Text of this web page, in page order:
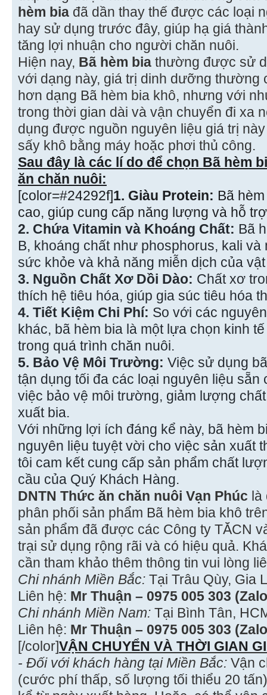
hèm bia đã dần thay thế được các loại
hay sử dụng trước đây, giúp hạ giá
tăng lợi nhuận cho người chăn nuôi.
Hiện nay, Bã hèm bia thường được sử
với dạng này, giá trị dinh dưỡng thường
hơn dạng Bã hèm bia khô, nhưng với
trong thời gian dài và vận chuyển đi xa
dụng được nguồn nguyên liệu giá trị
sấy khô bằng máy hoặc phơi thủ công.
Sau đây là các lí do để chọn Bã hèm
ăn chăn nuôi:
[color=#24292f]1. Giàu Protein: Bã
cao, giúp cung cấp năng lượng và hỗ
2. Chứa Vitamin và Khoáng Chất: Bã
B, khoáng chất như phosphorus, kali
sức khỏe và khả năng miễn dịch của
3. Nguồn Chất Xơ Dồi Dào: Chất xơ
thích hệ tiêu hóa, giúp gia súc tiêu hóa
4. Tiết Kiệm Chi Phí: So với các
khác, bã hèm bia là một lựa chọn kinh
trong quá trình chăn nuôi.
5. Bảo Vệ Môi Trường: Việc sử dụng
tận dụng tối đa các loại nguyên liệu sẵn
việc bảo vệ môi trường, giảm lượng
xuất bia.
Với những lợi ích đáng kể này, bã hèm
nguyên liệu tuyệt vời cho việc sản xuất
tôi cam kết cung cấp sản phẩm chất
cầu của Quý Khách Hàng.
DNTN Thức ăn chăn nuôi Vạn Phúc là
phân phối sản phẩm Bã hèm bia khô
sản phẩm đã được các Công ty TĂCN
trại sử dụng rộng rãi và có hiệu quả.
cần tham khảo thêm thông tin vui lòng
Chi nhánh Miền Bắc: Tại Trâu Qùy, Gia
Liên hệ: Mr Thuận – 0975 005 303
Chi nhánh Miền Nam: Tại Bình Tân,
Liên hệ: Mr Thuận – 0975 005 303
[/color]VẬN CHUYỂN VÀ THỜI GIAN
- Đối với khách hàng tại Miền Bắc: Vận
(cước phí thấp, số lượng tối thiểu 20